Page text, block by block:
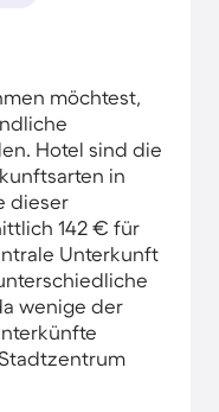
möchtest,
Hotel sind die
in
dieser
142 € für
Unterkunft
wenige der